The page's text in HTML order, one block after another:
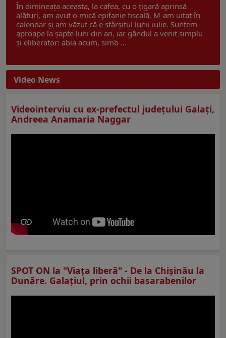
În dimineața aceasta, la cafea, cu o țigară aprinsă
alături, am avut o mică epifanie fiscală. M-am uitat în
calendar și am văzut că e sfârșitul lunii iulie. Suntem
aproape la șapte luni din an, iar gândul a venit simplu
și eliberator: abia acum, simb ...
Video News
Videointerviu cu ex-prefectul judeţului Galaţi,
Andreea Anamaria Naggar
SPOT ON la "Viaţa liberă" - De la Chișinău la
Dunăre. Galațiul, prin ochii basarabenilor